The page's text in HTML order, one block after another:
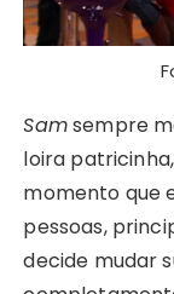
Samsempre
loira
momento que
pessoas,
decide mudar